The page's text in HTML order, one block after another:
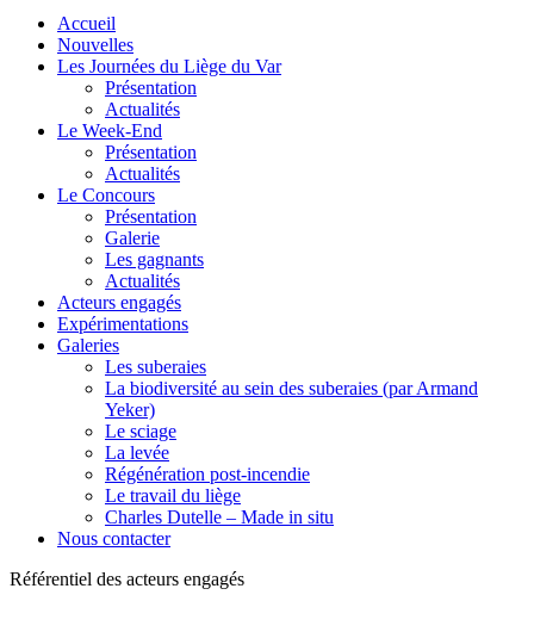
Accueil
Nouvelles
Les Journées du Liège du Var
Présentation
Actualités
Le Week-End
Présentation
Actualités
Le Concours
Présentation
Galerie
Les gagnants
Actualités
Acteurs engagés
Expérimentations
Galeries
Les suberaies
La biodiversité au sein des suberaies (par Armand
Yeker)
Le sciage
La levée
Régénération post-incendie
Le travail du liège
Charles Dutelle – Made in situ
Nous contacter
Référentiel des acteurs engagés